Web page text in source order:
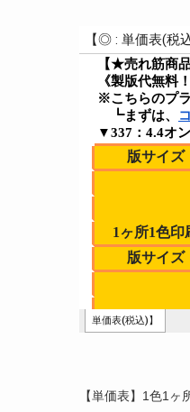
【単価表】1色1